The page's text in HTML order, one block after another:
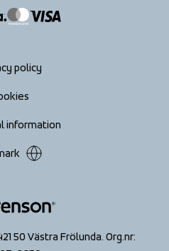
50 Västra Frölunda. Org.nr:
policy
information